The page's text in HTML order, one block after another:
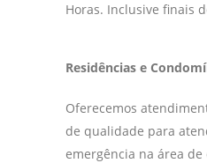
Horas. Inclusive finais
Residências e
Oferecemos
de qualidade para
emergência na área